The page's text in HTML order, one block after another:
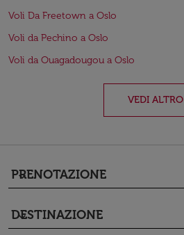
Voli Da Freetown a Oslo
Voli da Pechino a Oslo
Voli da Ouagadougou a Oslo
VEDI ALTRO
PRENOTAZIONE
keyboard_arrow_down
DESTINAZIONE
keyboard_arrow_down